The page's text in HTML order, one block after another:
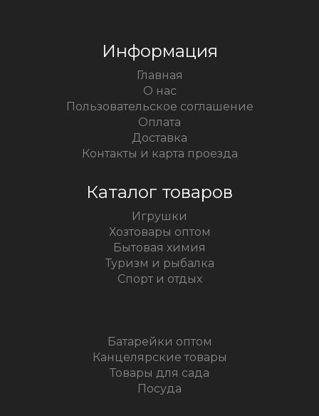
Информация
Главная
О нас
Пользовательское соглашение
Оплата
Доставка
Контакты и карта проезда
Каталог товаров
Игрушки
Хозтовары оптом
Бытовая химия
Туризм и рыбалка
Спорт и отдых
Батарейки оптом
Канцелярские товары
Товары для сада
Посуда